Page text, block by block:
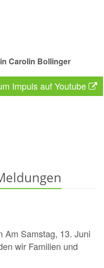
Carolin Bollinger
Impuls auf Youtube
Am Samstag, 13. Juni
wir Familien und